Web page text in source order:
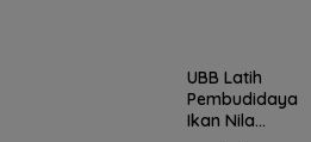
UBB Latih
Pembudidaya
Ikan Nila